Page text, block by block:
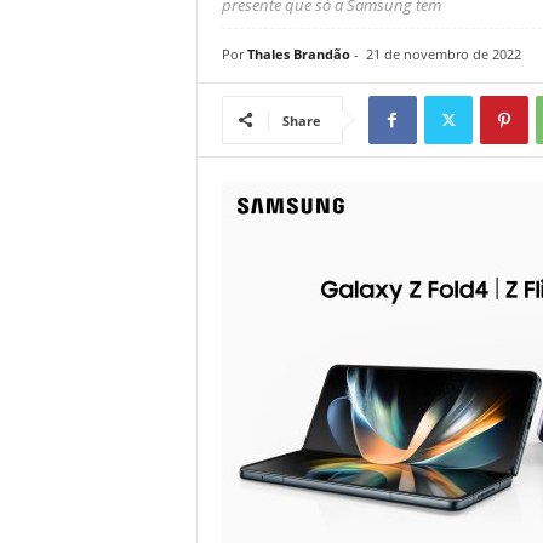
presente que só a Samsung tem
Por Thales Brandão- 21 de novembro de 2022
Share